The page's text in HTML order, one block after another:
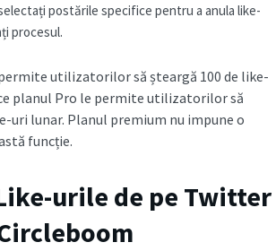
postările specifice pentru a anula like-
procesul.
utilizatorilor să șteargă 100 de like-
planul Pro le permite utilizatorilor să
uri lunar. Planul premium nu impune o
funcție.
urile de pe Twitter